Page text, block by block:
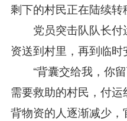
剩下的村民正在陆续转
党员突击队队长付
资送到村里，再到临时
“背囊交给我，你留
需要救助的村民，付运
背物资的人逐渐减少